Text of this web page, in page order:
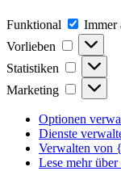
Funktional
Immer
Vorlieben
Vorlieben
Statistiken
Marketing
Optionen
Dienste
Verwalten von
Lese mehr